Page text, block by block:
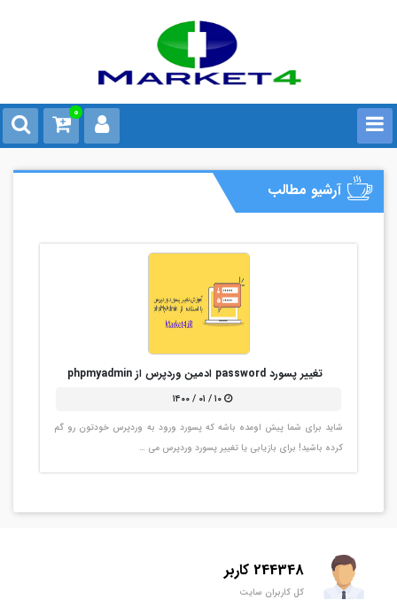
0
آرشیو مطالب
تغییر پسورد password ادمین وردپرس از phpmyadmin
۱۰ / ۰۱ / ۱۴۰۰
شاید برای شما پیش اومده باشه که پسورد ورود به وردپرس خودتون رو گم
کرده باشید! برای بازیابی یا تغییر پسورد وردپرس می …
244348 کاربر
کل کاربران سایت